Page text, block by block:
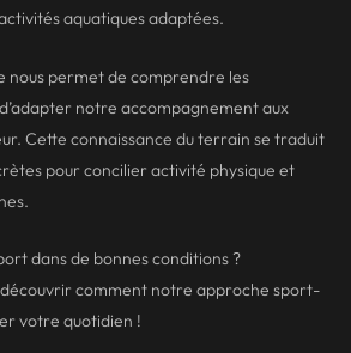
aquatiques adaptées.
nous permet de comprendre les
notre accompagnement aux
Cette connaissance du terrain se traduit
pour concilier activité physique et
dans de bonnes conditions ?
comment notre approche sport-
votre quotidien !